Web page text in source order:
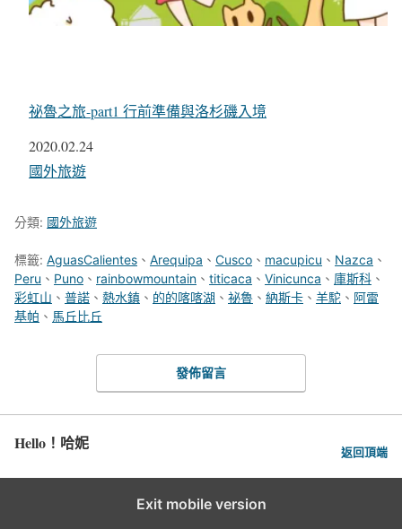
祕魯之旅-part1 行前準備與洛杉磯入境
日期
2020.02.24
關於
國外旅遊
分類: 國外旅遊
標籤: AguasCalientes 、 Arequipa 、 Cusco 、 macupicu 、 Nazca 、
Peru 、 Puno 、 rainbowmountain 、 titicaca 、 Vinicunca 、 庫斯科 、
彩虹山 、 普諾 、 熱水鎮 、 的的喀喀湖 、 祕魯 、 納斯卡 、 羊駝 、 阿雷
基帕 、 馬丘比丘
發佈留言
Hello！哈妮 返回頂端
Exit mobile version